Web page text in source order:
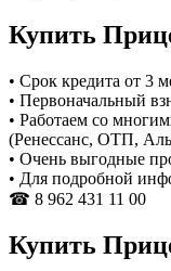
Купить
• Срок кредита от 3
• Первоначальный
• Работаем со
(Ренеcсанс, ОТП,
• Очень выгодные
• Для подробной
☎ 8 962 431 11 00
Купить